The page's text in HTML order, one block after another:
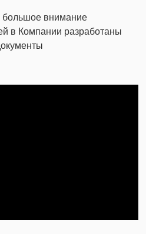
большое внимание
в Компании разработаны